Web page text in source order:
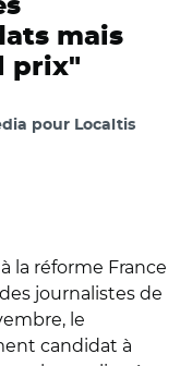
mais
prix"
pour Localtis
la réforme France
journalistes de
le
candidat à